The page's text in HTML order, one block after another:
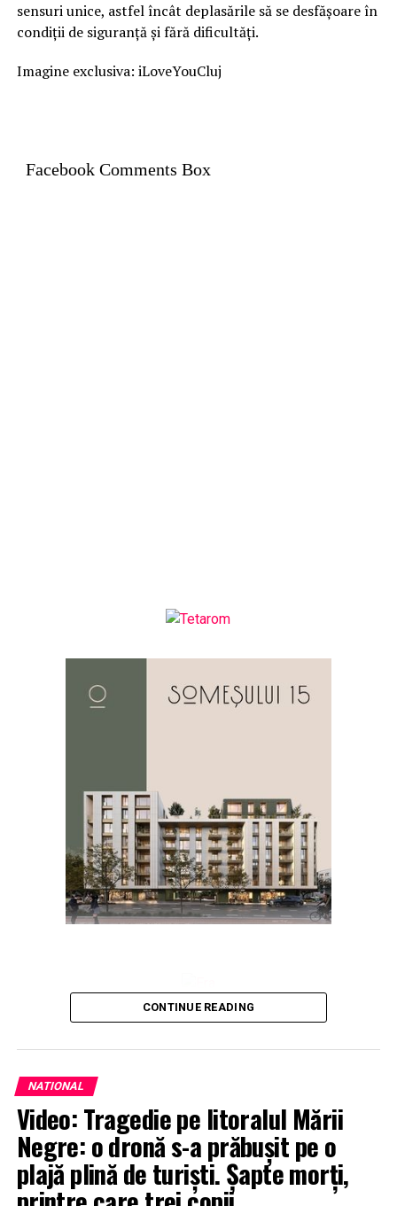
sensuri unice, astfel încât deplasările să se desfășoare în
condiții de siguranță și fără dificultăți.
Imagine exclusiva: iLoveYouCluj
Facebook Comments Box
CONTINUE READING
NATIONAL
Video: Tragedie pe litoralul Mării
Negre: o dronă s-a prăbușit pe o
plajă plină de turiști. Șapte morți,